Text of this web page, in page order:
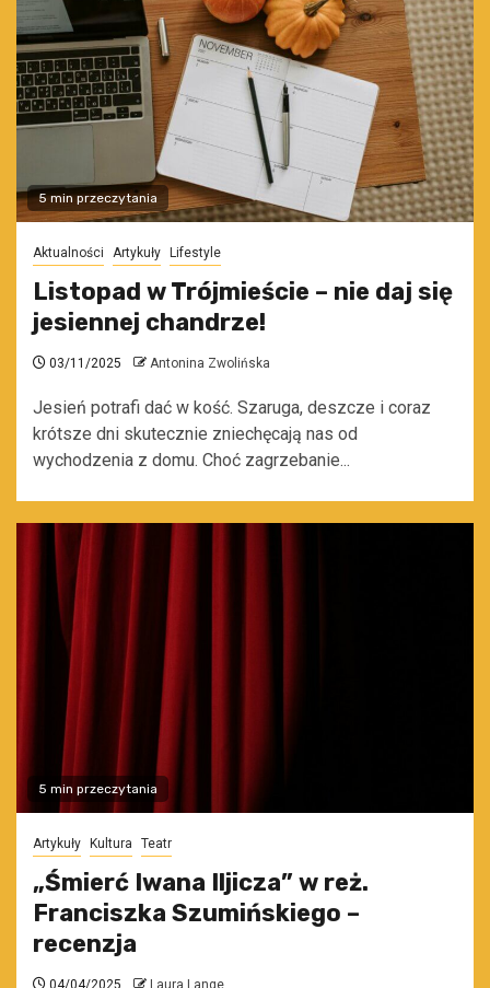
5 min przeczytania
Aktualności Artykuły Lifestyle
Listopad w Trójmieście – nie daj się
jesiennej chandrze!
03/11/2025 Antonina Zwolińska
Jesień potrafi dać w kość. Szaruga, deszcze i coraz
krótsze dni skutecznie zniechęcają nas od
wychodzenia z domu. Choć zagrzebanie...
5 min przeczytania
Artykuły Kultura Teatr
„Śmierć Iwana Iljicza” w reż.
Franciszka Szumińskiego –
recenzja